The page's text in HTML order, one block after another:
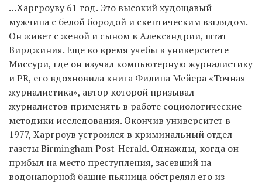
…Харгроуву 61 год. Это высокий худощавый
мужчина с белой бородой и скептическим взглядом.
Он живет с женой и сыном в Александрии, штат
Вирджиния. Еще во время учебы в университете
Миссури, где он изучал компьютерную журналистику
и PR, его вдохновила книга Филипа Мейера «Точная
журналистика», автор которой призывал
журналистов применять в работе социологические
методики исследования. Окончив университет в
1977, Харгроув устроился в криминальный отдел
газеты Birmingham Post-Herald. Однажды, когда он
прибыл на место преступления, засевший на
водонапорной башне пьяница обстрелял его из